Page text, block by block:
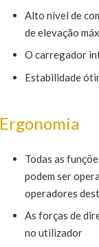
Alto nível de
de elevação
O carregador
Estabilidade
Todas as
podem ser
operadores
As forças de
no utilizador